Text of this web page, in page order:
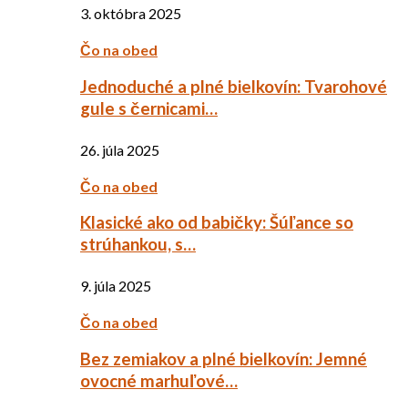
3. októbra 2025
Čo na obed
Jednoduché a plné bielkovín: Tvarohové
gule s černicami…
26. júla 2025
Čo na obed
Klasické ako od babičky: Šúľance so
strúhankou, s…
9. júla 2025
Čo na obed
Bez zemiakov a plné bielkovín: Jemné
ovocné marhuľové…